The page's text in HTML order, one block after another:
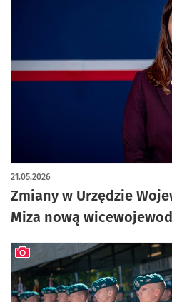
Zmiany w Urzędzie
Miza nową
21.05.2026